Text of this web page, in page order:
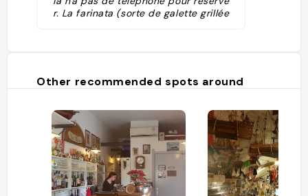
r. La farinata (sorte de galette grillée
Other recommended spots around